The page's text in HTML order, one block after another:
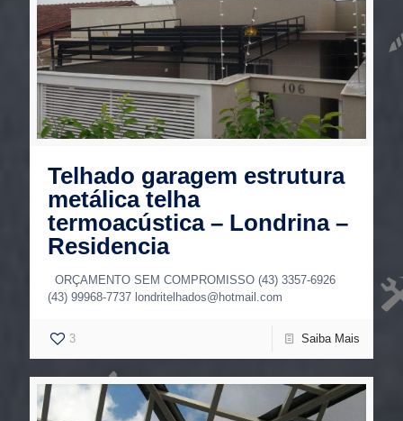
Telhado garagem estrutura
metálica telha
termoacústica – Londrina –
Residencia
ORÇAMENTO SEM COMPROMISSO (43) 3357-6926
(43) 99968-7737 londritelhados@hotmail.com
3 Saiba Mais